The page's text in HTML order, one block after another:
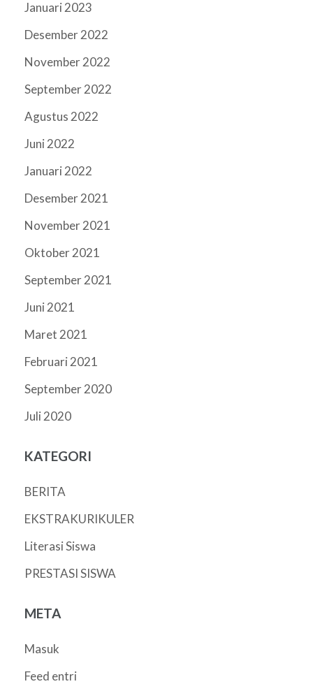
Januari 2023
Desember 2022
November 2022
September 2022
Agustus 2022
Juni 2022
Januari 2022
Desember 2021
November 2021
Oktober 2021
September 2021
Juni 2021
Maret 2021
Februari 2021
September 2020
Juli 2020
KATEGORI
BERITA
EKSTRAKURIKULER
Literasi Siswa
PRESTASI SISWA
META
Masuk
Feed entri